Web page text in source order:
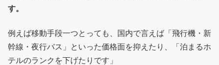
す。
例えば移動手段一つとっても、国内で言えば「飛行機・新
幹線・夜行バス」といった価格面を抑えたり、「泊まるホ
テルのランクを下げたりです」